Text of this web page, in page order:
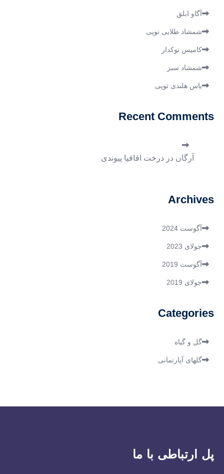
آگاو ابلق
شمشاد طلایی توپی
کامیس نوکدار
شمشاد سبز
یاس هلندی توپی
Recent Comments
آرگان در درخت اقاقیا پیوندی
Archives
آگوست 2024
جولای 2023
آگوست 2019
جولای 2019
Categories
گل و گیاه
گلهای آپارتمانی
پل ارتباطی با ما